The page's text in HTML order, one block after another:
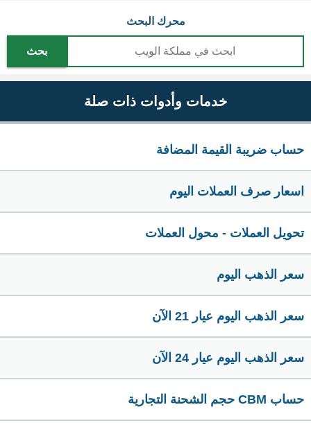
محرك البحث
بحث
خدمات وأدوات ذات صلة
حساب ضريبة القيمة المضافة
اسعار صرف العملات اليوم
تحويل العملات - محول العملات
سعر الذهب اليوم
سعر الذهب اليوم عيار 21 الآن
سعر الذهب اليوم عيار 24 الآن
حساب CBM حجم الشحنة التجارية